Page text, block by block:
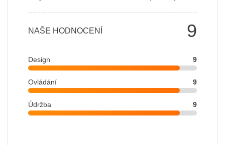
9
NAŠE HODNOCENÍ
Design 9
Ovládání 9
Údržba 9